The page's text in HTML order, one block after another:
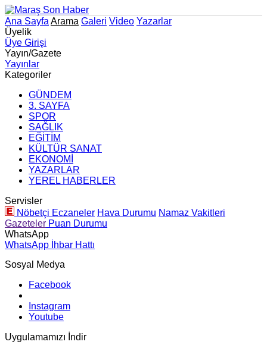
Ana Sayfa Arama Galeri Video Yazarlar
Üyelik
Üye Girişi
Yayın/Gazete
Yayınlar
Kategoriler
GÜNDEM
3. SAYFA
SPOR
SAĞLIK
EĞİTİM
KÜLTÜR SANAT
EKONOMİ
YAZARLAR
YEREL HABERLER
Servisler
Nöbetçi Eczaneler Hava Durumu Namaz Vakitleri
Gazeteler Puan Durumu
WhatsApp
WhatsApp İhbar Hattı
Sosyal Medya
Facebook
Instagram
Youtube
Uygulamamızı İndir